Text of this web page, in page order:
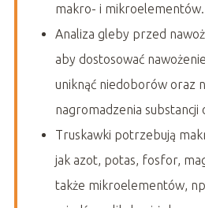
makro- i mikroelementów.
Analiza gleby przed
aby dostosować
uniknąć niedoborów oraz
nagromadzenia substancji
Truskawki potrzebują
jak azot, potas, fosfor,
także mikroelementów,